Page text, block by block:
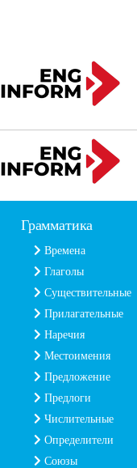
Грамматика
Времена
Глаголы
Существительные
Прилагательные
Наречия
Местоимения
Предложение
Предлоги
Числительные
Определители
Союзы